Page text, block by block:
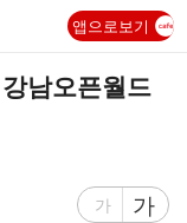
앱으로보기
남오픈월드
글
가
글
가